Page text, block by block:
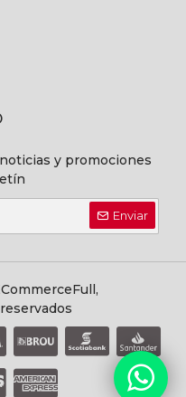
y promociones
Enviar